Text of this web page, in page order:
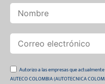
Autorizo a las empresas que actualmente
AUTECO COLOMBIA (AUTOTECNICA